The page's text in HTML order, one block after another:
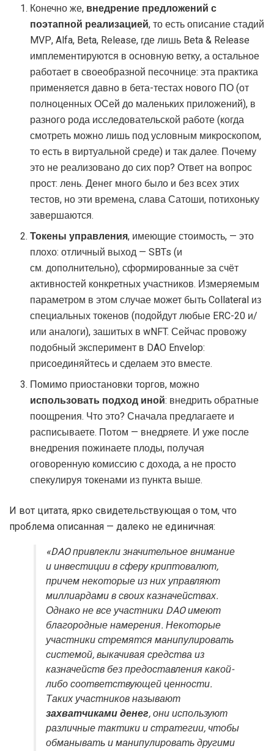
Конечно же, внедрение предложений с
поэтапной реализацией, то есть описание стадий
MVP, Alfa, Beta, Release, где лишь Beta & Release
имплементируются в основную ветку, а остальное
работает в своеобразной песочнице: эта практика
применяется давно в бета-тестах нового ПО (от
полноценных ОСей до маленьких приложений), в
разного рода исследовательской работе (когда
смотреть можно лишь под условным микроскопом,
то есть в виртуальной среде) и так далее. Почему
это не реализовано до сих пор? Ответ на вопрос
прост: лень. Денег много было и без всех этих
тестов, но эти времена, слава Сатоши, потихоньку
завершаются.
Токены управления, имеющие стоимость, — это
плохо: отличный выход — SBTs (и
см. дополнительно), сформированные за счёт
активностей конкретных участников. Измеряемым
параметром в этом случае может быть Collateral из
специальных токенов (подойдут любые ERC-20 и/
или аналоги), зашитых в wNFT. Сейчас провожу
подобный эксперимент в DAO Envelop:
присоединяйтесь и сделаем это вместе.
Помимо приостановки торгов, можно
использовать подход иной: внедрить обратные
поощрения. Что это? Сначала предлагаете и
расписываете. Потом — внедряете. И уже после
внедрения пожинаете плоды, получая
оговоренную комиссию с дохода, а не просто
спекулируя токенами из пункта выше.
И вот цитата, ярко свидетельствующая о том, что
проблема описанная — далеко не единичная:
«DAO привлекли значительное внимание
и инвестиции в сферу криптовалют,
причем некоторые из них управляют
миллиардами в своих казначействах.
Однако не все участники DAO имеют
благородные намерения. Некоторые
участники стремятся манипулировать
системой, выкачивая средства из
казначейств без предоставления какой-
либо соответствующей ценности.
Таких участников называют
захватчиками денег, они используют
различные тактики и стратегии, чтобы
обманывать и манипулировать другими